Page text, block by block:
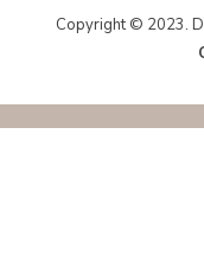
Copyright © 2023.